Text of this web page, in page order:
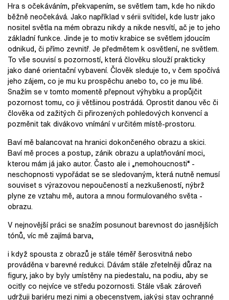
Hra s očekáváním, překvapením, se světlem tam, kde ho nikdo
běžně neočekává. Jako například v sérii svítidel, kde lustr jako
nositel světla na mém obrazu nikdy a nikde nesvítí, ač je to jeho
základní funkce. Jinde je to motiv krabice se světlem jdoucím
odnikud, či přímo zevnitř. Je předmětem k osvětlení, ne světlem.
To vše souvisí s pozorností, která člověku slouží prakticky
jako dané orientační vybavení. Člověk sleduje to, v čem spočívá
jeho zájem, co je mu ku prospěchu anebo to, co je mu libé.
Snažím se v tomto momentě přepnout výhybku a propůjčit
pozornost tomu, co ji většinou postrádá. Oprostit danou věc či
člověka od zažitých či přirozených pohledových konvencí a
pozměnit tak divákovo vnímání v určitém místě-prostoru.
Baví mě balancovat na hranici dokončeného obrazu a skici.
Baví mě proces a postup, zánik obrazu a uplatňování moci,
kterou mám já jako autor. Často ale i „nemohoucnosti“ -
neschopnosti vypořádat se se sledovaným, která nutně nemusí
souviset s výrazovou nepoučeností a nezkušeností, nýbrž
plyne ze vztahu mě, autora a mnou formulovaného světa -
obrazu.
V nejnovější práci se snažím posunout barevnost do jasnějších
tónů, víc mě zajímá barva,
i když spousta z obrazů je stále téměř šerosvitná nebo
prováděna v barevné redukci. Dávám stále zřetelněji důraz na
figury, jako by byly umístěny na piedestalu, na podiu, aby se
ocitly co nejvíce ve středu pozornosti. Stále však zároveň
udržuji bariéru mezi nimi a obecenstvem, jakýsi stav ochranné